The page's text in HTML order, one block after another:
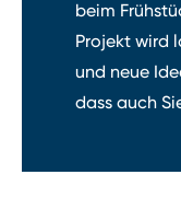
beim
Projekt wird
und neue
dass auch